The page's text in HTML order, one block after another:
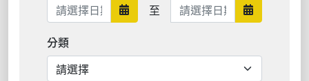
日期範圍開始
至 日期範圍結束 日期範圍
分類